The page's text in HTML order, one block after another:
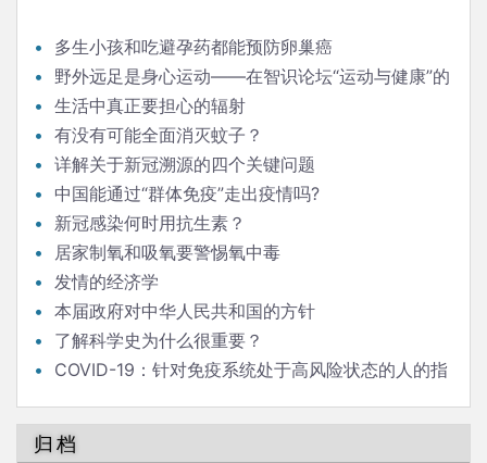
多生小孩和吃避孕药都能预防卵巢癌
野外远足是身心运动——在智识论坛“运动与健康”的
发言生活中真正要担心的辐射
有没有可能全面消灭蚊子？
详解关于新冠溯源的四个关键问题
中国能通过“群体免疫”走出疫情吗?
新冠感染何时用抗生素？
居家制氧和吸氧要警惕氧中毒
发情的经济学
本届政府对中华人民共和国的方针
了解科学史为什么很重要？
COVID-19：针对免疫系统处于高风险状态的人的指
归档